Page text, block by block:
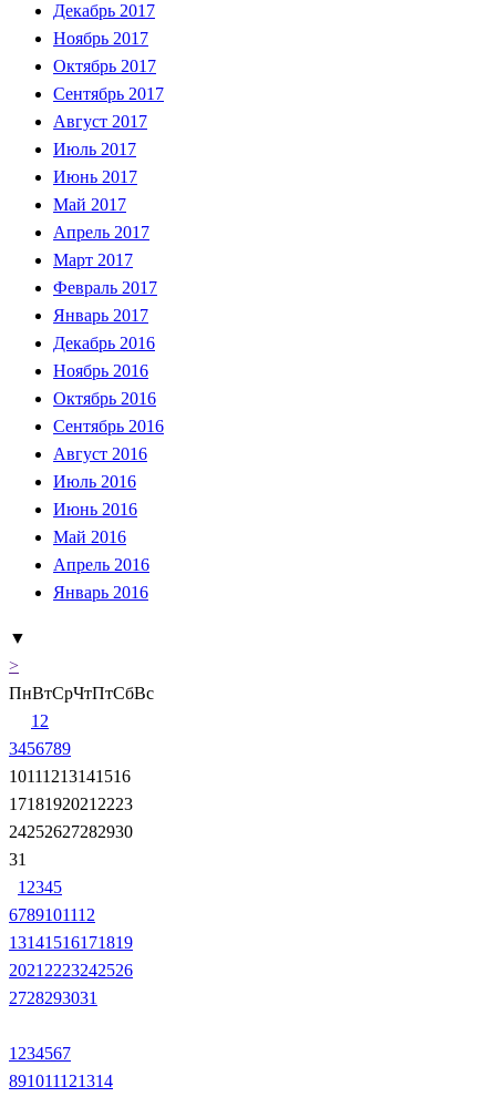
Декабрь 2017
Ноябрь 2017
Октябрь 2017
Сентябрь 2017
Август 2017
Июль 2017
Июнь 2017
Май 2017
Апрель 2017
Март 2017
Февраль 2017
Январь 2017
Декабрь 2016
Ноябрь 2016
Октябрь 2016
Сентябрь 2016
Август 2016
Июль 2016
Июнь 2016
Май 2016
Апрель 2016
Январь 2016
▼
>
ПнВтСрЧтПтСбВс
1 2
3456789
10111213141516
1718192021 2223
24252627282930
31
1 2345
6789101112
13141516171819
2021 2223242526
2728293031
1 234567
891011121314